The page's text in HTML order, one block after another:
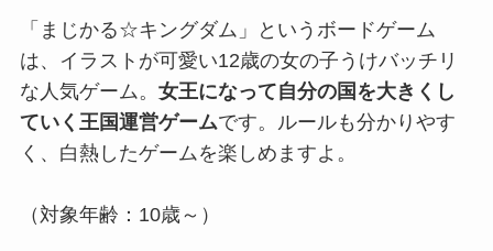
「まじかる☆キングダム」というボードゲーム
は、イラストが可愛い12歳の女の子うけバッチリ
な人気ゲーム。 女王になって自分の国を大きくし
ていく王国運営ゲームです。ルールも分かりやす
く、白熱したゲームを楽しめますよ。
（対象年齢：10歳～）